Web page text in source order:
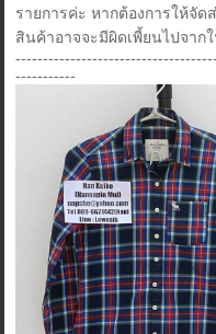
รายการค่ะ หากต้องการให้จั
สินค้าอาจจะมีผิดเพี้ยนไปจาก
-----------